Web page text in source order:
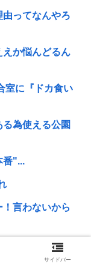
ってなんやろ
えか悩んどるん
室に『ドカ食い
る為使える公園
番"...
言わないから
サイドバー